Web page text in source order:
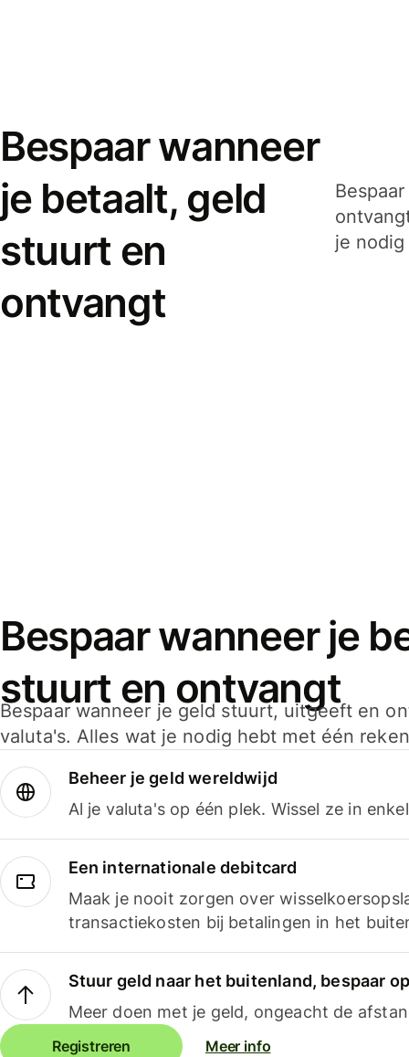
Bespaar wanneer
je betaalt, geld
stuurt en
ontvangt
je
Bespaar wanneer je
stuurt en ontvangt
Bespaar wanneer je geld stuurt, uitgeeft en
valuta's. Alles wat je nodig hebt met één
Beheer je geld wereldwijd
Al je valuta's op één plek. Wissel ze in
Een internationale debitcard
Maak je nooit zorgen over
transactiekosten bij betalingen in het
Stuur geld naar het buitenland, bespaar
Meer doen met je geld, ongeacht de
Registreren Meer info